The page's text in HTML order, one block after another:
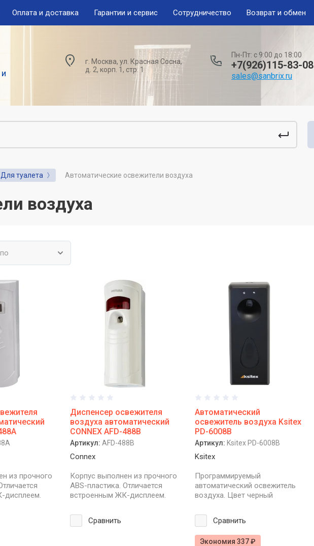
Оплата и доставка Гарантии и сервис Сотрудничество Возврат и обмен
г. Москва, ул. Красная Сосна,
д. 2, корп. 1, стр. 1
Пн-Пт: с 9:00 до 18:00
+7(926)115-83-08
sales@sanbrix.ru
Для туалета Автоматические освежители воздуха
воздуха
из прочного
дисплеем.
Диспенсер освежителя
воздуха автоматический
CONNEX AFD-488B
Артикул: AFD-488B
Connex
Корпус выполнен из прочного
ABS-пластика. Отличается
встроенным ЖК-дисплеем.
Сравнить
Автоматический
освежитель воздуха Ksitex
PD-6008B
Артикул: Ksitex PD-6008B
Ksitex
Программируемый
автоматический освежитель
воздуха. Цвет черный
Сравнить
Экономия 337 ₽